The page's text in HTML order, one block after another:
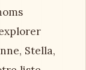
Stella,